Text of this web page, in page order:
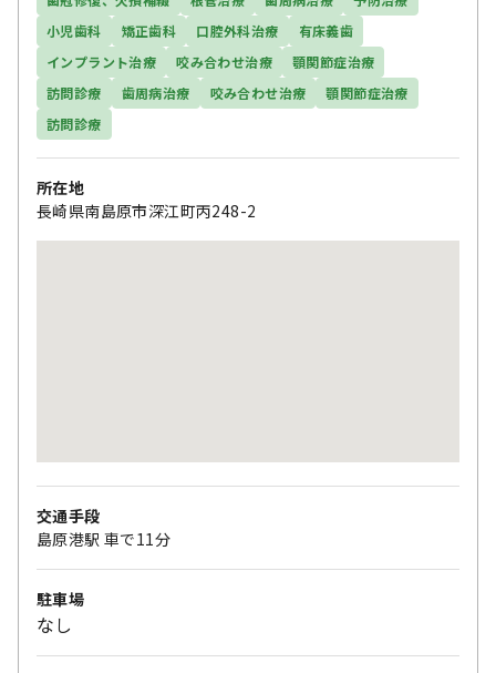
小児歯科
矯正歯科 口腔外科治療
有床義歯
インプラント治療
咬み合わせ治療
顎関節症治療
訪問診療
歯周病治療 咬み合わせ治療
顎関節症治療
訪問診療
所在地
長崎県南島原市深江町丙248-2
交通手段
島原港駅 車で11分
駐車場
なし